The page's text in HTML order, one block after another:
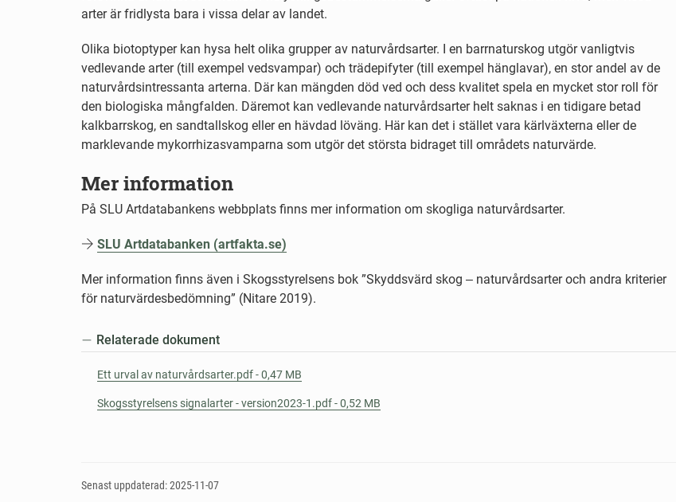
arter är fridlysta bara i vissa delar av landet.
Olika biotoptyper kan hysa helt olika grupper av naturvårdsarter. I en barrnaturskog utgör vanligtvis
vedlevande arter (till exempel vedsvampar) och trädepifyter (till exempel hänglavar), en stor andel av de
naturvårdsintressanta arterna. Där kan mängden död ved och dess kvalitet spela en mycket stor roll för
den biologiska mångfalden. Däremot kan vedlevande naturvårdsarter helt saknas i en tidigare betad
kalkbarrskog, en sandtallskog eller en hävdad löväng. Här kan det i stället vara kärlväxterna eller de
marklevande mykorrhizasvamparna som utgör det största bidraget till områdets naturvärde.
Mer information
På SLU Artdatabankens webbplats finns mer information om skogliga naturvårdsarter.
SLU Artdatabanken (artfakta.se)
Mer information finns även i Skogsstyrelsens bok ”Skyddsvärd skog ‒ naturvårdsarter och andra kriterier
för naturvärdesbedömning” (Nitare 2019).
Relaterade dokument
Ett urval av naturvårdsarter.pdf - 0,47 MB
Skogsstyrelsens signalarter - version2023-1.pdf - 0,52 MB
Senast uppdaterad: 2025-11-07